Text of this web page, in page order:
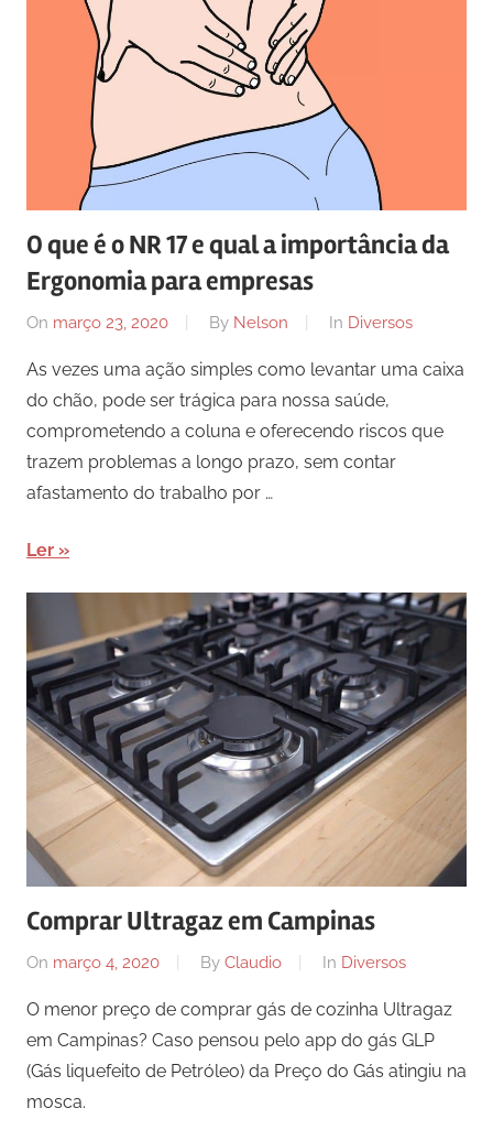
O que é o NR 17 e qual a importância da
Ergonomia para empresas
On março 23, 2020 By Nelson In Diversos
As vezes uma ação simples como levantar uma caixa
do chão, pode ser trágica para nossa saúde,
comprometendo a coluna e oferecendo riscos que
trazem problemas a longo prazo, sem contar
afastamento do trabalho por …
Ler
Comprar Ultragaz em Campinas
On março 4, 2020 By Claudio In Diversos
O menor preço de comprar gás de cozinha Ultragaz
em Campinas? Caso pensou pelo app do gás GLP
(Gás liquefeito de Petróleo) da Preço do Gás atingiu na
mosca.